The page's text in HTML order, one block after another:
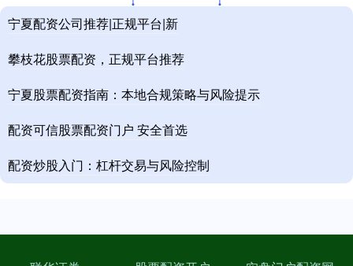
宁夏配资公司推荐|正规平台|新
攀枝花股票配资，正规平台推荐
宁夏股票配资指南：本地合规策略与风险提示
配资可信股票配资门户 安全首选
配资炒股入门：杠杆交易与风险控制